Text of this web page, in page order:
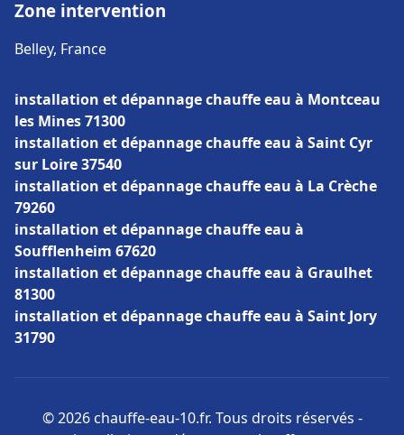
Zone intervention
Belley, France
installation et dépannage chauffe eau à Montceau
les Mines 71300
installation et dépannage chauffe eau à Saint Cyr
sur Loire 37540
installation et dépannage chauffe eau à La Crèche
79260
installation et dépannage chauffe eau à
Soufflenheim 67620
installation et dépannage chauffe eau à Graulhet
81300
installation et dépannage chauffe eau à Saint Jory
31790
© 2026 chauffe-eau-10.fr. Tous droits réservés -